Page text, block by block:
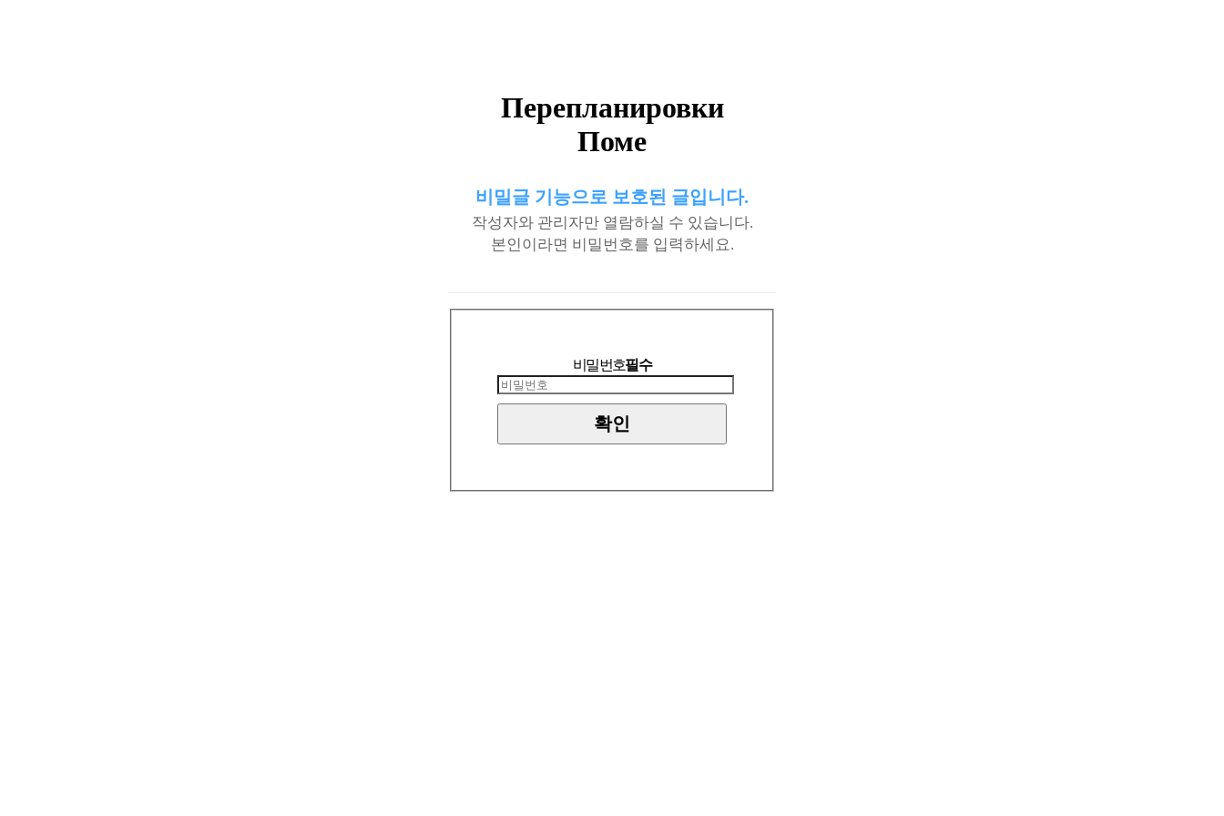
Перепланировки
Поме
비밀글 기능으로 보호된 글입니다.
작성자와 관리자만 열람하실 수 있습니다.
본인이라면 비밀번호를 입력하세요.
비밀번호필수